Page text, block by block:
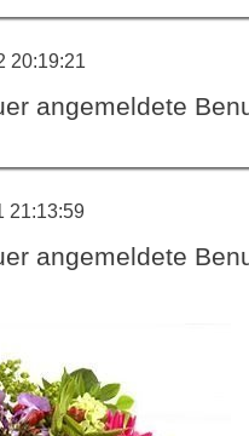
20:19:21
angemeldete
21:13:59
angemeldete